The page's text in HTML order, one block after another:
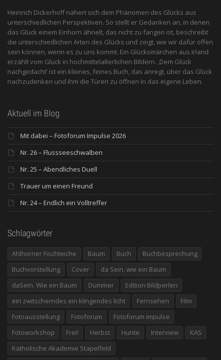
Heinrich Dickerhoff nähert sich dem Phänomen des Glücks aus
unterschiedlichen Perspektiven. So stellt er Gedanken an, in denen
das Glück einem Einhorn ähnelt, das nicht zu fangen ist, beschreibt
die unterschiedlichen Arten des Glücks und zeigt, wie wir dafür offen
sein können, wenn es zu uns kommt. Ein Glücksmärchen aus Irland
erzählt vom Glück in hochmittelalterlichen Bildern. ‚Dem Glück
nachgedacht‘ ist ein kleines, feines Buch, das anregt, über das Glück
nachzudenken und ihm die Türen zu öffnen in das eigene Leben.
Aktuell im Blog
Mit dabei – Fotoforum Impulse 2026
Nr. 26 – Flussseeschwalben
Nr. 25 – Abendliches Duell
Trauer um einen Freund
Nr. 24 – Endlich ein Volltreffer
Schlagwörter
Ahlhorner Fischteiche Baum Buch
Buchbesprechung
Buchvorstellung
Cover
da Sein. wie ein Baum
daSein. Wie ein Baum
Dümmer
Edition Bildperlen
ein zwitscherndes ein klingendes licht
Fernsehen
Film
Fotoausstellung
Fotoforum
Fotoforum Impulse
Fotoworkshop
Frei! Herbst Hunte Interview
KAS
Katholische Akademie Stapelfeld